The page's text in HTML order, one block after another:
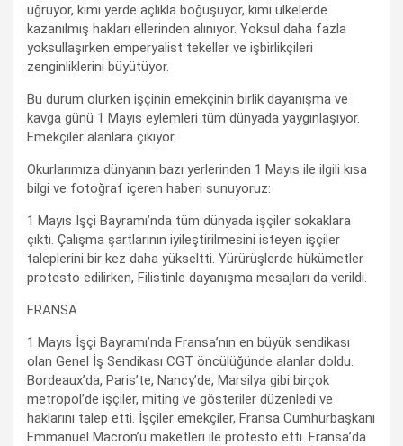
uğruyor, kimi yerde açlıkla boğuşuyor, kimi ülkelerde
kazanılmış hakları ellerinden alınıyor. Yoksul daha fazla
yoksullaşırken emperyalist tekeller ve işbirlikçileri
zenginliklerini büyütüyor.
Bu durum olurken işçinin emekçinin birlik dayanışma ve
kavga günü 1 Mayıs eylemleri tüm dünyada yaygınlaşıyor.
Emekçiler alanlara çıkıyor.
Okurlarımıza dünyanın bazı yerlerinden 1 Mayıs ile ilgili kısa
bilgi ve fotoğraf içeren haberi sunuyoruz:
1 Mayıs İşçi Bayramı’nda tüm dünyada işçiler sokaklara
çıktı. Çalışma şartlarının iyileştirilmesini isteyen işçiler
taleplerini bir kez daha yükseltti. Yürürüşlerde hükümetler
protesto edilirken, Filistinle dayanışma mesajları da verildi.
FRANSA
1 Mayıs İşçi Bayramı’nda Fransa’nın en büyük sendikası
olan Genel İş Sendikası CGT öncülüğünde alanlar doldu.
Bordeaux’da, Paris’te, Nancy’de, Marsilya gibi birçok
metropol’de işçiler, miting ve gösteriler düzenledi ve
haklarını talep etti. İşçiler emekçiler, Fransa Cumhurbaşkanı
Emmanuel Macron’u maketleri ile protesto etti. Fransa’da